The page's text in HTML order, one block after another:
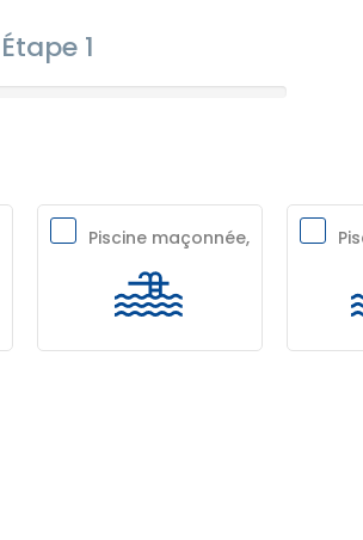
Étape 1
Piscine maçonnée,